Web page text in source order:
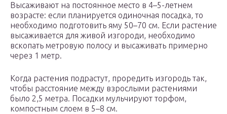
Высаживают на постоянное место в 4–5-летнем
возрасте: если планируется одиночная посадка, то
необходимо подготовить яму 50–70 см. Если растение
высаживается для живой изгороди, необходимо
вскопать метровую полосу и высаживать примерно
через 1 метр.
Когда растения подрастут, проредить изгородь так,
чтобы расстояние между взрослыми растениями
было 2,5 метра. Посадки мульчируют торфом,
компостным слоем в 5–8 см.